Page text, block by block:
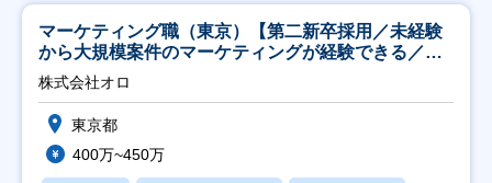
マーケティング職（東京）【第二新卒採用／未経験
から大規模案件のマーケティングが経験できる／研
修充実】
株式会社オロ
東京都
400万~450万